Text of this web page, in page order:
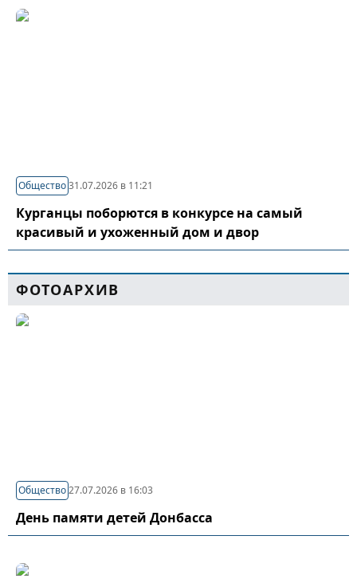
Общество31.07.2026 в 11:21
Курганцы поборются в конкурсе на самый
красивый и ухоженный дом и двор
ФОТОАРХИВ
Общество27.07.2026 в 16:03
День памяти детей Донбасса